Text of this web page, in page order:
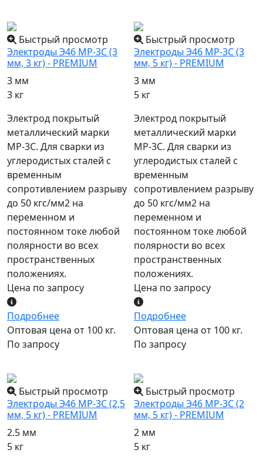
Быстрый просмотр
Электроды Э46 МР-3С (3
мм, 3 кг) - PREMIUM
3 мм
3 кг
Электрод покрытый
металлический марки
МР-3С. Для сварки из
углеродистых сталей с
временным
сопротивлением разрыву
до 50 кгс/мм2 на
переменном и
постоянном токе любой
полярности во всех
пространственных
положениях.
Цена по запросу
Подробнее
Оптовая цена от 100 кг.
По запросу
Быстрый просмотр
Электроды Э46 МР-3С (3
мм, 5 кг) - PREMIUM
3 мм
5 кг
Электрод покрытый
металлический марки
МР-3С. Для сварки из
углеродистых сталей с
временным
сопротивлением разрыву
до 50 кгс/мм2 на
переменном и
постоянном токе любой
полярности во всех
пространственных
положениях.
Цена по запросу
Подробнее
Оптовая цена от 100 кг.
По запросу
Быстрый просмотр
Электроды Э46 МР-3С (2,5
мм, 5 кг) - PREMIUM
2.5 мм
5 кг
Быстрый просмотр
Электроды Э46 МР-3С (2
мм, 5 кг) - PREMIUM
2 мм
5 кг